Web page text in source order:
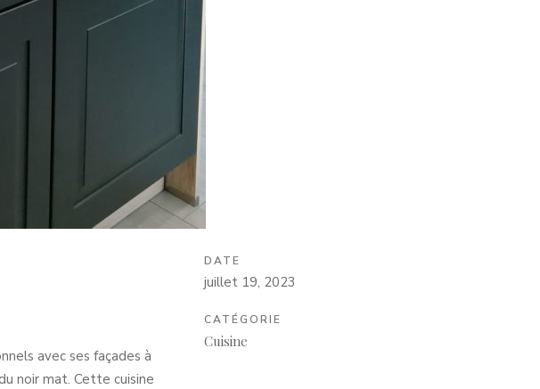
avec ses façades à
noir mat. Cette cuisine
DATE
juillet 19, 2023
CATÉGORIE
Cuisine